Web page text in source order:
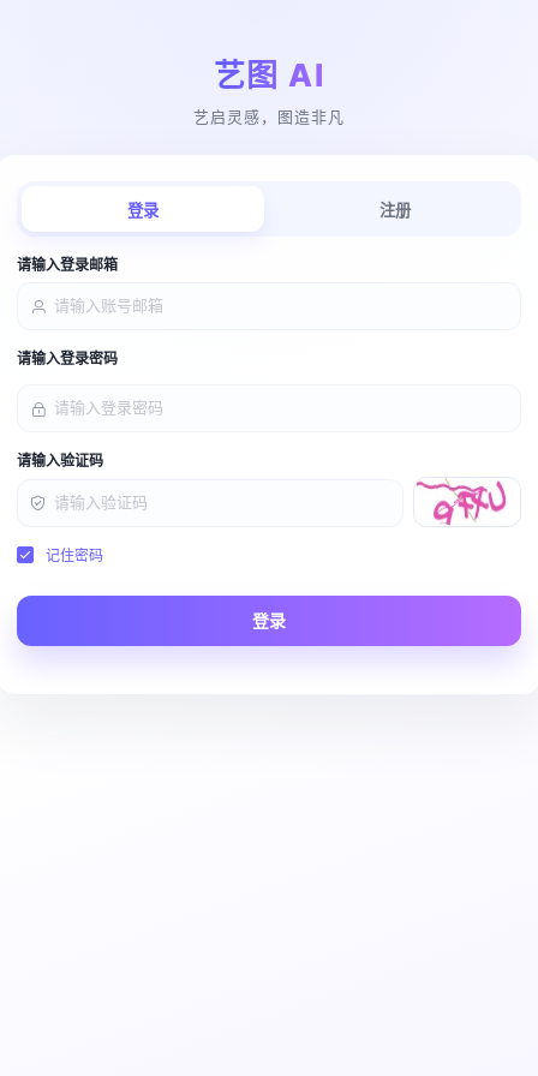
艺图 AI
艺启灵感，图造非凡
登录 注册
请输入登录邮箱
请输入登录密码
请输入验证码
记住密码
登录